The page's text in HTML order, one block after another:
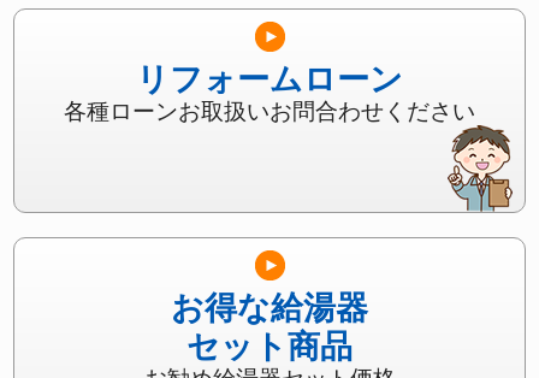
リフォームローン
各種ローンお取扱いお問合わせください
お得な給湯器
セット商品